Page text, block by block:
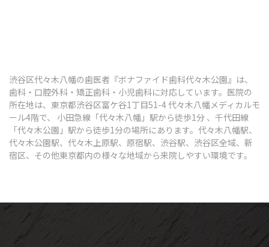
渋谷区代々木八幡の歯医者『ボナファイド歯科代々木公園』は、
歯科・口腔外科・矯正歯科・小児歯科に対応しています。医院の
所在地は、東京都渋谷区富ケ谷1丁目51-4 代々木八幡メディカルモ
ール4階で、 小田急線「代々木八幡」駅から徒歩1分 、千代田線
「代々木公園」駅から徒歩1分の場所にあります。代々木八幡駅、
代々木公園駅、代々木上原駅、原宿駅、渋谷駅、渋谷区全域、新
宿区、その他東京都内の様々な地域から来院しやすい環境です。